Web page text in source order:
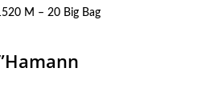
M – 20 Big Bag